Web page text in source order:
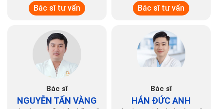
Bác sĩ tư vấn Bác sĩ tư vấn
Bác sĩ
NGUYỄN TẤN VÀNG
Bác sĩ
HÁN ĐỨC ANH